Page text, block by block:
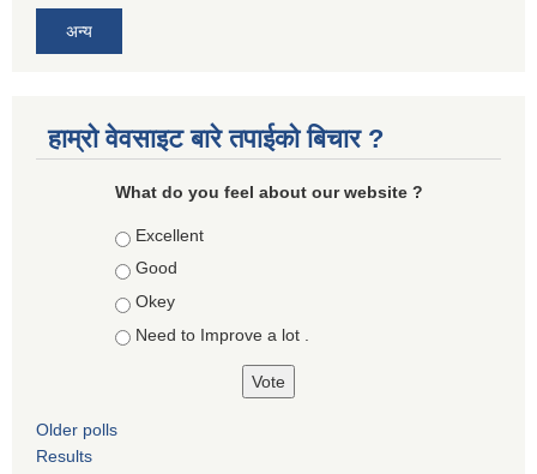
अन्य
हाम्रो वेवसाइट बारे तपाईको बिचार ?
What do you feel about our website ?
Choices
Excellent
Good
Okey
Need to Improve a lot .
Older polls
Results